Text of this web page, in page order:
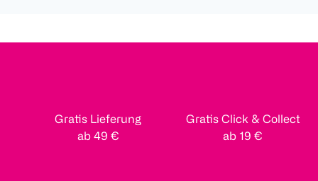
Gratis Lieferung
ab 49 €
Gratis Click & Collect
ab 19 €